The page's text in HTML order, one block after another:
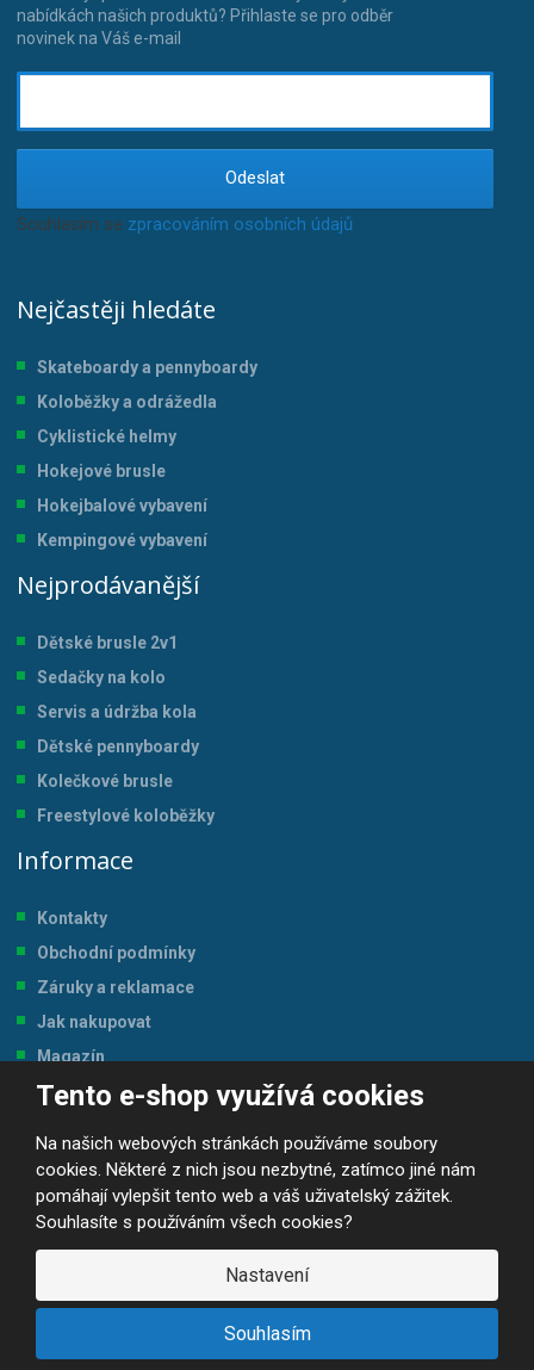
Tento e-shop využívá cookies
Na našich webových stránkách používáme soubory
cookies. Některé z nich jsou nezbytné, zatímco jiné nám
pomáhají vylepšit tento web a váš uživatelský zážitek.
Souhlasíte s používáním všech cookies?
Nastavení
Souhlasím
nabídkách našich produktů? Přihlaste se pro odběr
novinek na Váš e-mail
Odeslat
Souhlasím se zpracováním osobních údajů
Nejčastěji hledáte
Skateboardy a pennyboardy
Koloběžky a odrážedla
Cyklistické helmy
Hokejové brusle
Hokejbalové vybavení
Kempingové vybavení
Nejprodávanější
Dětské brusle 2v1
Sedačky na kolo
Servis a údržba kola
Dětské pennyboardy
Kolečkové brusle
Freestylové koloběžky
Informace
Kontakty
Obchodní podmínky
Záruky a reklamace
Jak nakupovat
Magazín
Tabulka velikostí
© 2026, JP-SPORT.CZ SPORTOVNÍ POTŘEBY
Prohlášení o přístupnosti |Mapa stránek ||GDPR
VYROBILA
R